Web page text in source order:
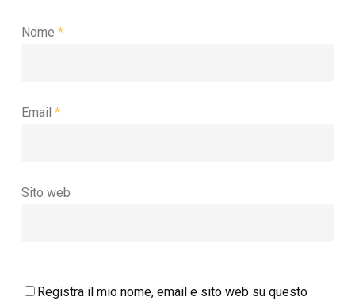
Nome *
Email *
Sito web
Registra il mio nome, email e sito web su questo